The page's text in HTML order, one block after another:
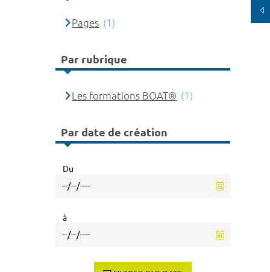
Pages (1)
Par rubrique
Les formations BOAT® (1)
Par date de création
Du
à